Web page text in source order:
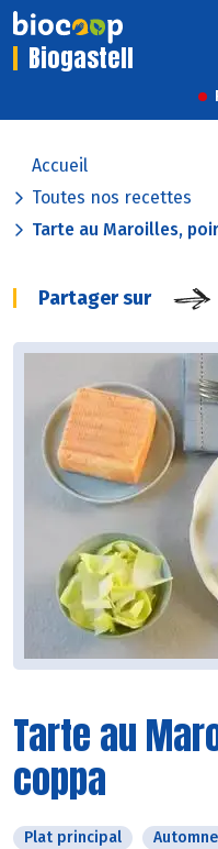
Biogastell
Accueil
Toutes nos recettes
Tarte au Maroilles,
Partager sur
Tarte au
coppa
Plat principal Automne